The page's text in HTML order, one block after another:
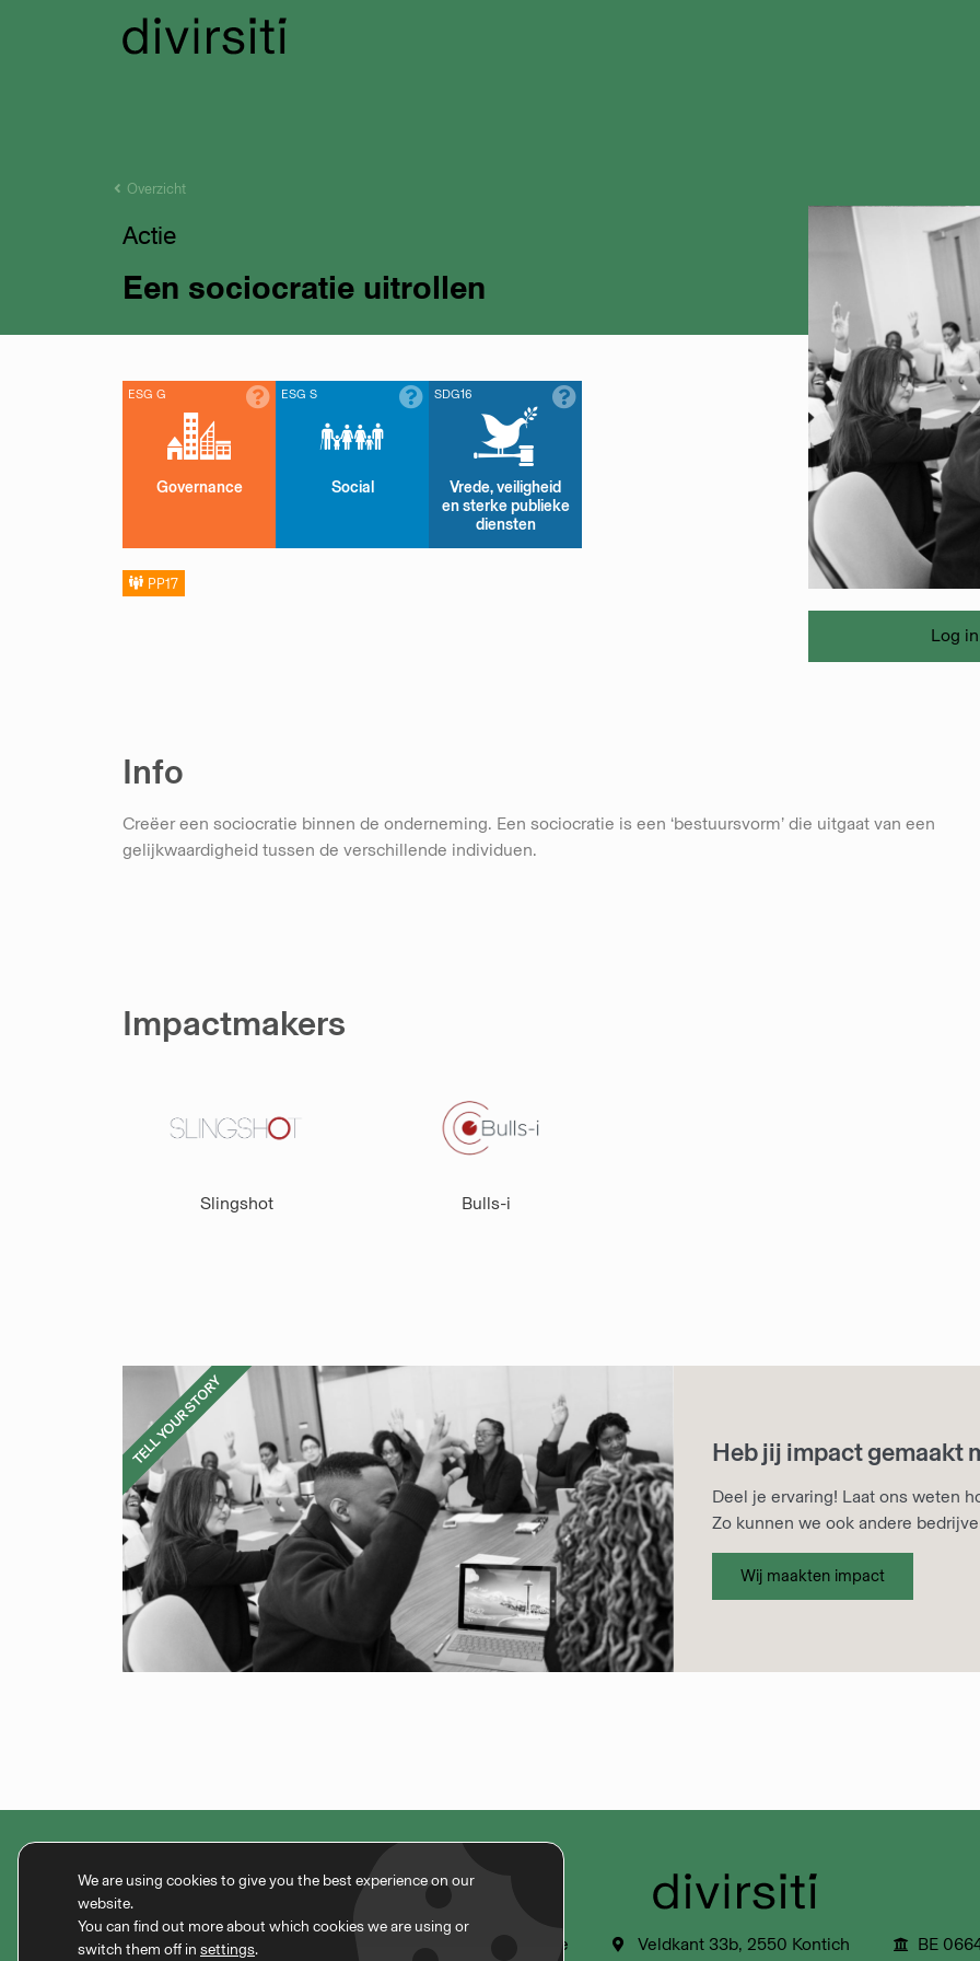
Overzicht
Actie
Een sociocratie uitrollen
ESG G
Governance
ESG S
Social
SDG16
Vrede, veiligheid
en sterke publieke
diensten
PP17
Log
Info
Creëer een sociocratie binnen de onderneming. Een sociocratie is een ‘bestuursvorm’ die uitgaat van een
gelijkwaardigheid tussen de verschillende individuen.
Impactmakers
Slingshot Bulls-i
Heb jij impact gemaakt
Deel je ervaring! Laat ons weten
Zo kunnen we ook andere
Wij maakten impact
TELL YOUR STORY
info@divirsiti.be Veldkant 33b, 2550 Kontich BE
We are using cookies to give you the best experience on our
website.
You can find out more about which cookies we are using or
switch them off in settings.